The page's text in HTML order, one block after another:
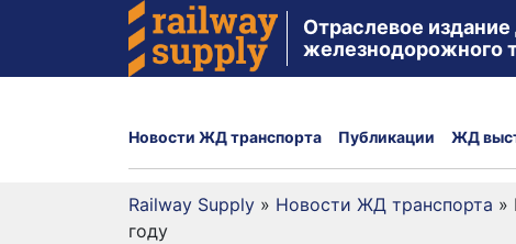
Отраслевое
железнодорожного
Новости ЖД транспорта Публикации ЖД
Railway Supply » Новости ЖД транспорта »
году